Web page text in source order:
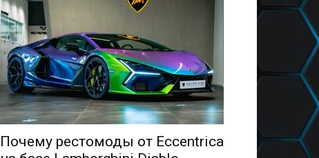
Почему рестомоды от Eccentrica